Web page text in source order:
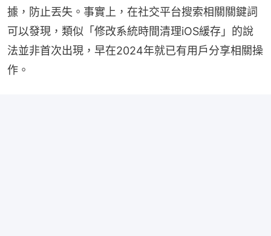
據，防止丟失。事實上，在社交平台搜索相關關鍵詞
可以發現，類似「修改系統時間清理iOS緩存」的說
法並非首次出現，早在2024年就已有用戶分享相關操
作。